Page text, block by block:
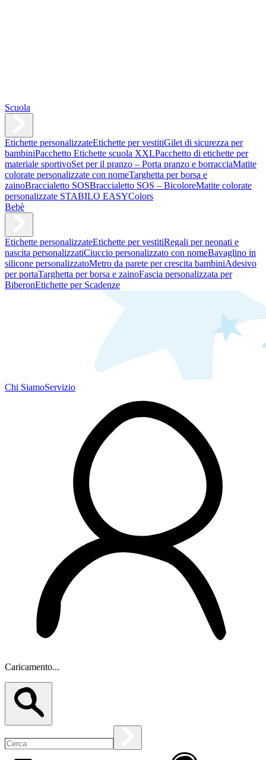
Scuola
Etichette personalizzateEtichette per vestitiGilet di sicurezza per
bambiniPacchetto Etichette scuola XXLPacchetto di etichette per
materiale sportivoSet per il pranzo – Porta pranzo e borracciaMatite
colorate personalizzate con nomeTarghetta per borsa e
zainoBraccialetto SOSBraccialetto SOS – BicoloreMatite colorate
personalizzate STABILO EASYColors
Bebè
Etichette personalizzateEtichette per vestitiRegali per neonati e
nascita personalizzatiCiuccio personalizzato con nomeBavaglino in
silicone personalizzatoMetro da parete per crescita bambiniAdesivo
per portaTarghetta per borsa e zainoFascia personalizzata per
BiberonEtichette per Scadenze
Chi SiamoServizio
Caricamento...